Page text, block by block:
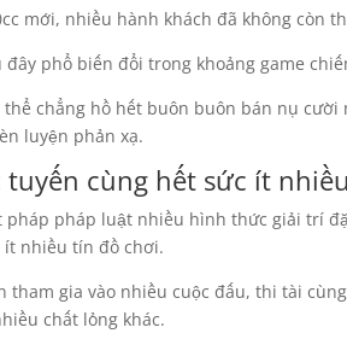
mới, nhiều hành khách đã không còn
phổ biến đổi trong khoảng game
thể chẳng hồ hết buôn buôn bán nụ
luyện phản xạ.
cùng hết sức ít
pháp pháp luật nhiều hình thức giải trí
ít nhiều tín đồ chơi.
tham gia vào nhiều cuộc đấu, thi tài
chất lỏng khác.